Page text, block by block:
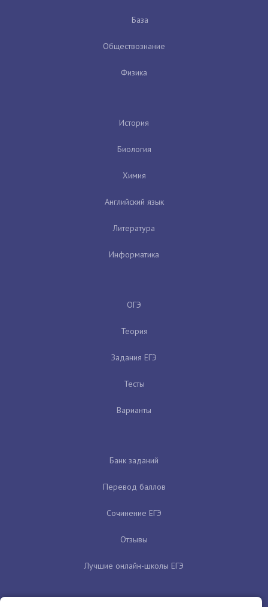
База
Обществознание
Физика
История
Биология
Химия
Английский язык
Литература
Информатика
ОГЭ
Теория
Задания ЕГЭ
Тесты
Варианты
Банк заданий
Перевод баллов
Сочинение ЕГЭ
Отзывы
Лучшие онлайн-школы ЕГЭ